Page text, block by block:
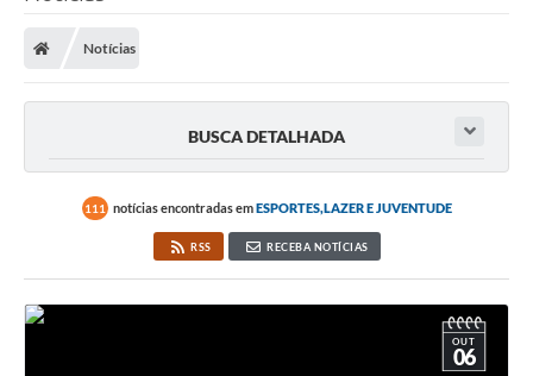
Licitações
Orçamento Participativo
Notícias
BUSCA DETALHADA
111 notícias encontradas emESPORTES,LAZER E JUVENTUDE
RSS RECEBA NOTÍCIAS
OUT
06